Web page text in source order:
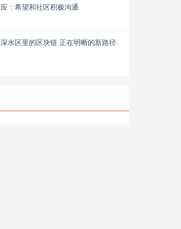
应：希望和社区积极沟通
深水区里的区块链 正在明晰的新路径